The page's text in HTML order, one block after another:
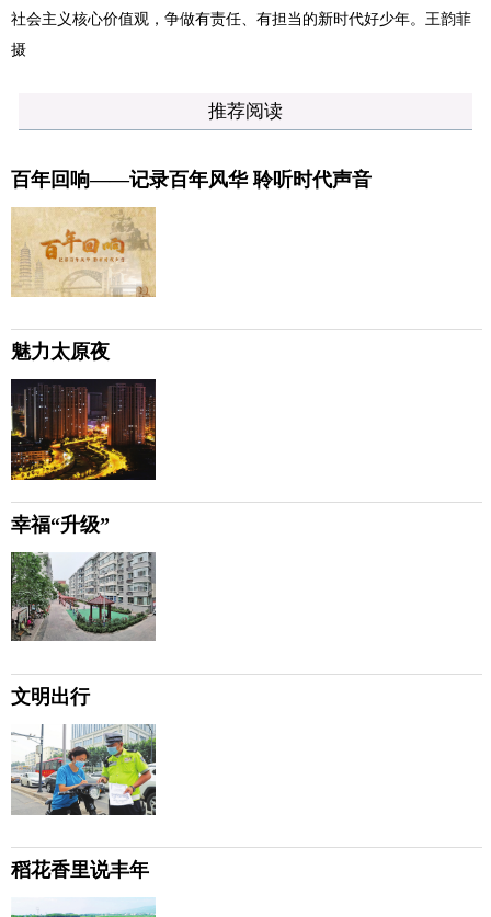
社会主义核心价值观，争做有责任、有担当的新时代好少年。王韵菲
摄
推荐阅读
百年回响——记录百年风华 聆听时代声音
魅力太原夜
幸福“升级”
文明出行
稻花香里说丰年